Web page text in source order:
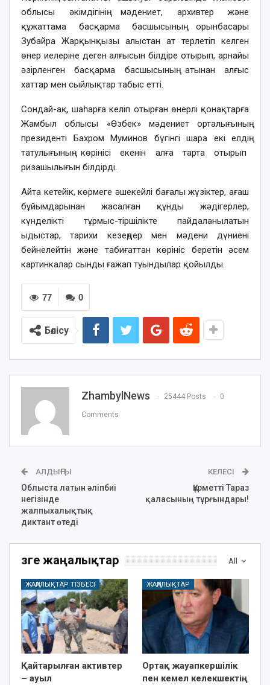
облысы әкімдігінің мәдениет, архивтер және
құжаттама басқарма басшысының орынбасары
Зубайра Жарқынқызы алыстан ат терлетіп келген
өнер иелеріне деген алғысын білдіре отырып, арнайы
әзірленген басқарма басшысының атынан алғыс
хаттар мен сыйлықтар табыс етті.
Сондай-ақ, шаһарға келіп отырған өнерлі қонақтарға
Жамбыл облысы «Өзбек» мәдениет орталығының
президенті Бахром Муминов бүгінгі шара екі елдің
татулығының көрінісі екенін алға тарта отырып
ризашылығын білдірді.
Айта кетейік, көрмеге әшекейлі бағалы жүзіктер, ағаш
бұйымдарынан жасалған құнды жәдігерлер,
күнделікті тұрмыс-тіршілікте пайдаланылатын
ыдыстар, тарихи кезеңдер мен мәдени дүниені
бейнелейтін және табиғаттан көрініс беретін әсем
картинкалар сынды ғажап туындылар қойылды.
0
77
Бөлісу
ZhambylNews 25444 Posts 0
Comments
АЛДЫҢҒЫ
Облыста латын әліпбиі
негізінде
жалпыхалықтық
диктант өтеді
КЕЛЕСІ
Құрметті Тараз
қаласының тұрғындары!
All
Өзге жаңалықтар
ЖАҢАЛЫҚТАР ТІЗБЕСІ
Қайтарылған активтер
– ауыл
ЖАҢАЛЫҚТАР
Ортақ жауапкершілік
пен кемел келекшектің